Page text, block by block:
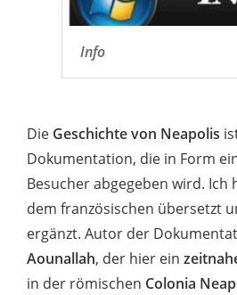
Info
Die Geschichte von Neapolis
Dokumentation, die in Form
Besucher abgegeben wird. Ich
dem französischen übersetzt
ergänzt. Autor der
Aounallah, der hier ein
in der römischen Colonia